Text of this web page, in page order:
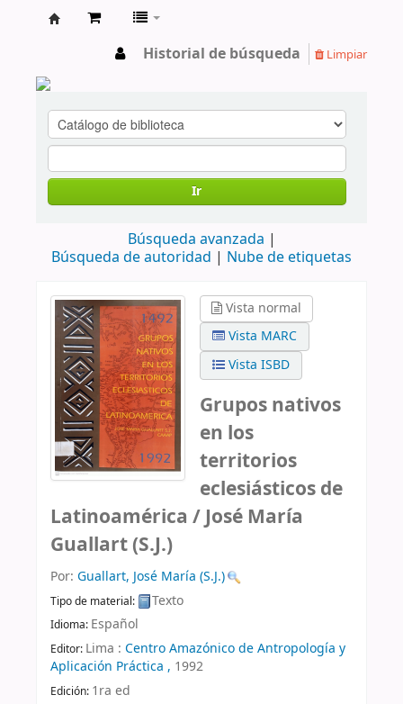
Historial de búsqueda Limpiar
Ir
Búsqueda avanzada
Búsqueda de autoridad
Nube de etiquetas
Vista normal
Vista MARC
Vista ISBD
Grupos nativos
en los
territorios
eclesiásticos de
Latinoamérica /José María
Guallart (S.J.)
Por: Guallart, José María (S.J.)
Tipo de material: Texto
Idioma: Español
Editor: Lima : Centro Amazónico de Antropología y
Aplicación Práctica , 1992
Edición: 1ra ed